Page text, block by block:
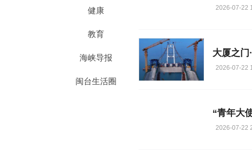
健康
教育
海峡导报
闽台生活圈
2026-07-22
2026-07-22
2026-07-22